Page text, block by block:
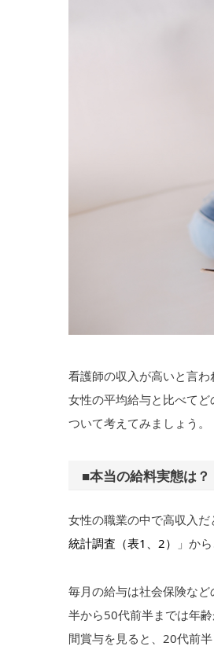
看護師の収入が高いと言わ
女性の平均給与と比べて
ついて考えてみましょう。
■本当の給料実態は？
女性の職業の中で高収入
統計調査（表1、2）
」か
毎月の給与は社会保険など
半から50代前半までは年
間賞与を見ると、20代前